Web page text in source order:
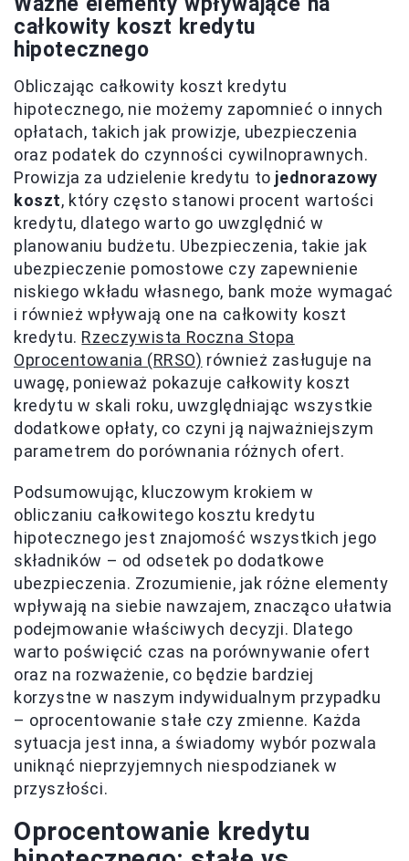
całkowity koszt kredytu
hipotecznego
Obliczając całkowity koszt kredytu
hipotecznego, nie możemy zapomnieć o innych
opłatach, takich jak prowizje, ubezpieczenia
oraz podatek do czynności cywilnoprawnych.
Prowizja za udzielenie kredytu to jednorazowy
koszt, który często stanowi procent wartości
kredytu, dlatego warto go uwzględnić w
planowaniu budżetu. Ubezpieczenia, takie jak
ubezpieczenie pomostowe czy zapewnienie
niskiego wkładu własnego, bank może wymagać
i również wpływają one na całkowity koszt
kredytu. Rzeczywista Roczna Stopa
Oprocentowania (RRSO) również zasługuje na
uwagę, ponieważ pokazuje całkowity koszt
kredytu w skali roku, uwzględniając wszystkie
dodatkowe opłaty, co czyni ją najważniejszym
parametrem do porównania różnych ofert.
Podsumowując, kluczowym krokiem w
obliczaniu całkowitego kosztu kredytu
hipotecznego jest znajomość wszystkich jego
składników – od odsetek po dodatkowe
ubezpieczenia. Zrozumienie, jak różne elementy
wpływają na siebie nawzajem, znacząco ułatwia
podejmowanie właściwych decyzji. Dlatego
warto poświęcić czas na porównywanie ofert
oraz na rozważenie, co będzie bardziej
korzystne w naszym indywidualnym przypadku
– oprocentowanie stałe czy zmienne. Każda
sytuacja jest inna, a świadomy wybór pozwala
uniknąć nieprzyjemnych niespodzianek w
przyszłości.
Oprocentowanie kredytu